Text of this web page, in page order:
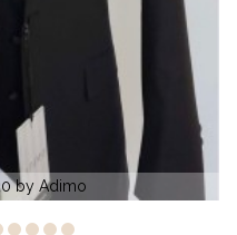
LECCE 367-140 by Adimo